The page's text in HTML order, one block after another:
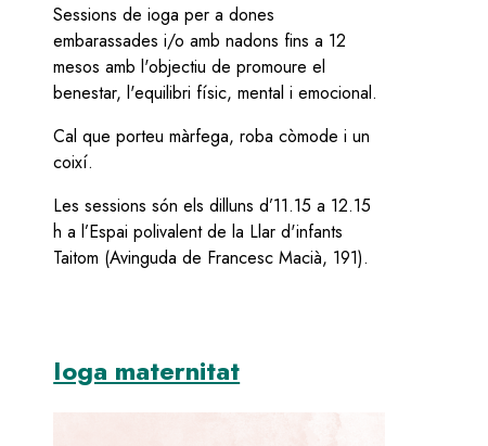
Sessions de ioga per a dones
embarassades i/o amb nadons fins a 12
mesos amb l'objectiu de promoure el
benestar, l'equilibri físic, mental i emocional.
Cal que porteu màrfega, roba còmode i un
coixí.
Les sessions són els dilluns d’11.15 a 12.15
h a l’Espai polivalent de la Llar d'infants
Taitom (Avinguda de Francesc Macià, 191).
Ioga maternitat